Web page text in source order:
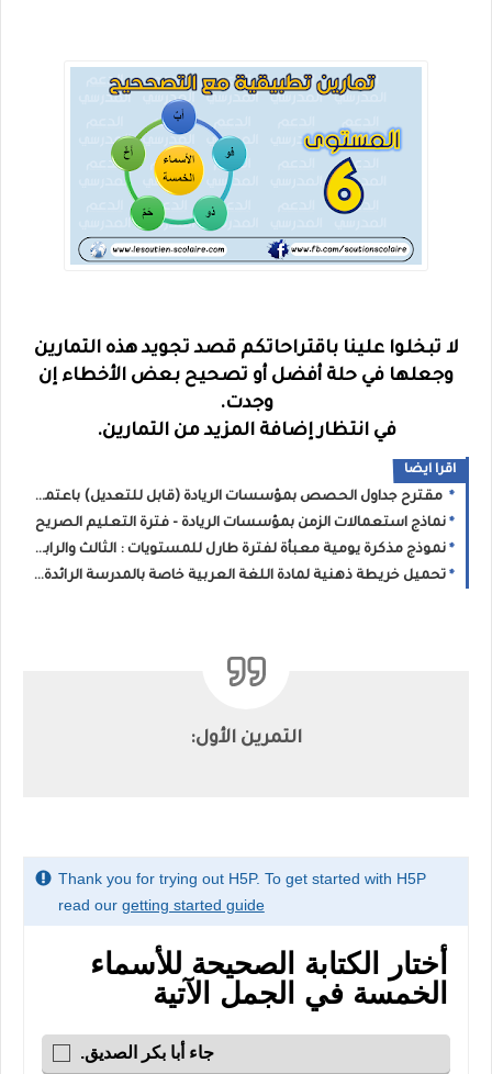
لا تبخلوا علينا باقتراحاتكم قصد تجويد هذه التمارين
وجعلها في حلة أفضل أو تصحيح بعض الأخطاء إن
وجدت.
في انتظار إضافة المزيد من التمارين.
اقرا ايضا
مقترح جداول الحصص بمؤسسات الريادة (قابل للتعديل) باعتماد التخصص من المستوى الثاني إلى السادس ابتدائي
نماذج استعمالات الزمن بمؤسسات الريادة - فترة التعليم الصريح
نموذج مذكرة يومية معبأة لفترة طارل للمستويات : الثالث والرابع والخامس والسادس
تحميل خريطة ذهنية لمادة اللغة العربية خاصة بالمدرسة الرائدة PDF
التمرين الأول: